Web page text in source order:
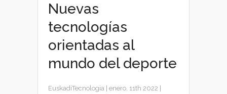
Nuevas
tecnologías
orientadas al
mundo del deporte
EuskadiTecnologia enero, 11th 2022